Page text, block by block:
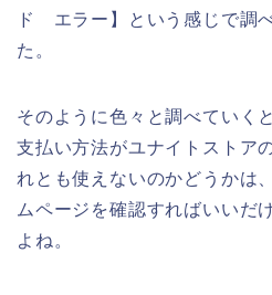
ド エラー】という感じで調
た。
そのように色々と調べていく
支払い方法がユナイトストア
れとも使えないのかどうかは
ムページを確認すればいいだ
よね。